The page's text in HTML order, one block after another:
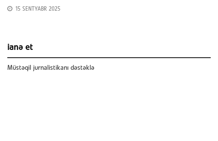
15 SENTYABR 2025
ianə et
Müstəqil jurnalistikanı dəstəklə